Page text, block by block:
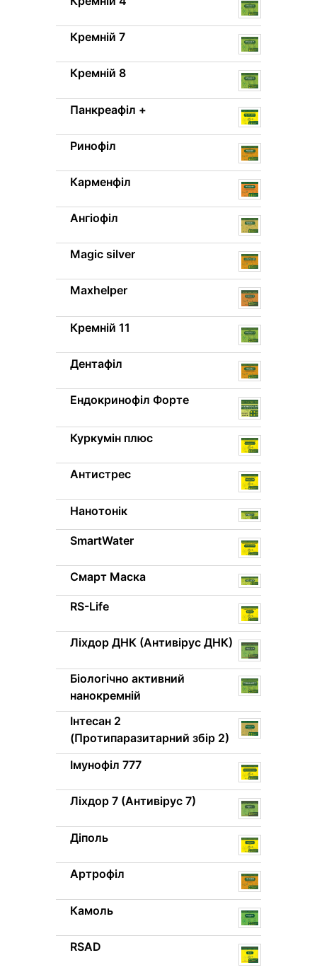
Кремній 7
Кремній 8
Панкреафіл +
Ринофіл
Карменфіл
Ангіофіл
Magic silver
Maxhelper
Кремній 11
Дентафіл
Ендокринофіл Форте
Куркумін плюс
Антистрес
Нанотонік
SmartWater
Смарт Маска
RS-Life
Ліхдор ДНК (Антивірус ДНК)
Біологічно активний
нанокремній
Інтесан 2
(Протипаразитарний збір 2)
Імунофіл 777
Ліхдор 7 (Антивірус 7)
Діполь
Артрофіл
Камоль
RSAD